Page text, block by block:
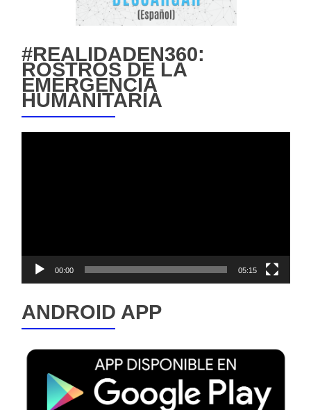
#REALIDADEN360:
ROSTROS DE LA
EMERGENCIA
HUMANITARIA
00:00 05:15
ANDROID APP